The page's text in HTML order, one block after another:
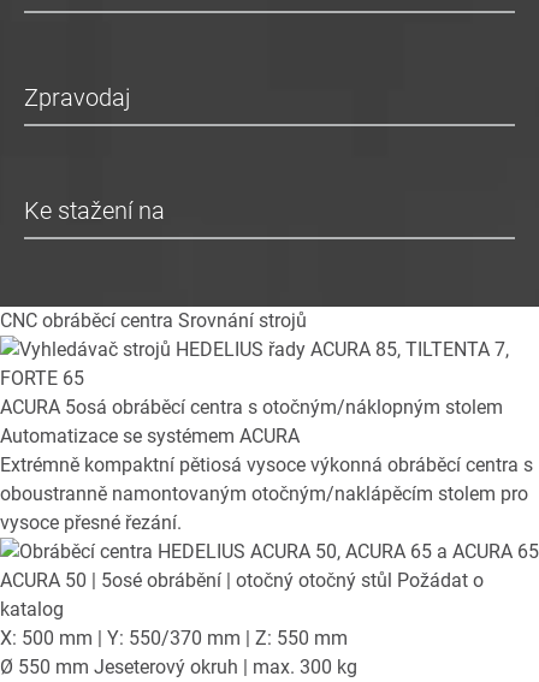
Zpravodaj
Ke stažení na
CNC obráběcí centra Srovnání strojů
ACURA 5osá obráběcí centra s otočným/náklopným stolem
Automatizace se systémem ACURA
Extrémně kompaktní pětiosá vysoce výkonná obráběcí centra s
oboustranně namontovaným otočným/naklápěcím stolem pro
vysoce přesné řezání.
ACURA 50 | 5osé obrábění | otočný otočný stůl Požádat o
katalog
X: 500 mm | Y: 550/370 mm | Z: 550 mm
Ø 550 mm Jeseterový okruh | max. 300 kg